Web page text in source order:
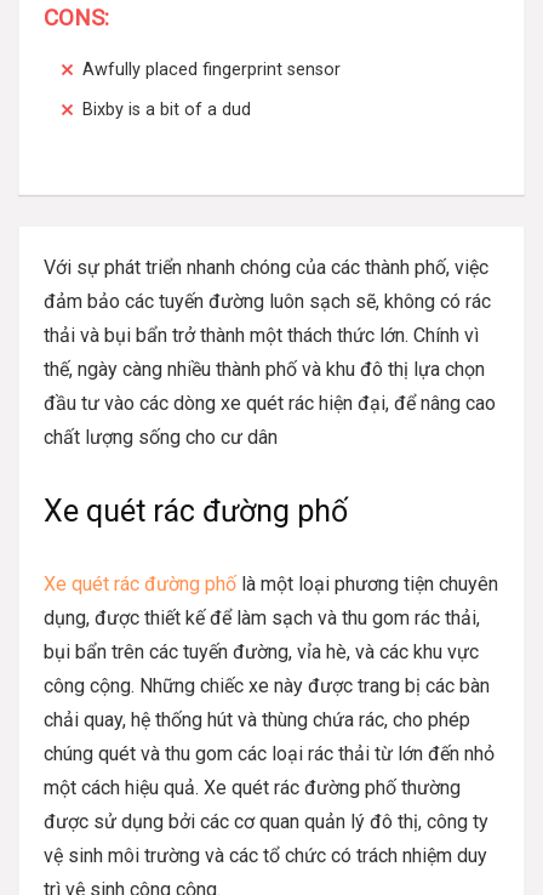
CONS:
Awfully placed fingerprint sensor
Bixby is a bit of a dud
Với sự phát triển nhanh chóng của các thành phố, việc
đảm bảo các tuyến đường luôn sạch sẽ, không có rác
thải và bụi bẩn trở thành một thách thức lớn. Chính vì
thế, ngày càng nhiều thành phố và khu đô thị lựa chọn
đầu tư vào các dòng xe quét rác hiện đại, để nâng cao
chất lượng sống cho cư dân
Xe quét rác đường phố
Xe quét rác đường phố là một loại phương tiện chuyên
dụng, được thiết kế để làm sạch và thu gom rác thải,
bụi bẩn trên các tuyến đường, vỉa hè, và các khu vực
công cộng. Những chiếc xe này được trang bị các bàn
chải quay, hệ thống hút và thùng chứa rác, cho phép
chúng quét và thu gom các loại rác thải từ lớn đến nhỏ
một cách hiệu quả. Xe quét rác đường phố thường
được sử dụng bởi các cơ quan quản lý đô thị, công ty
vệ sinh môi trường và các tổ chức có trách nhiệm duy
trì vệ sinh công cộng.